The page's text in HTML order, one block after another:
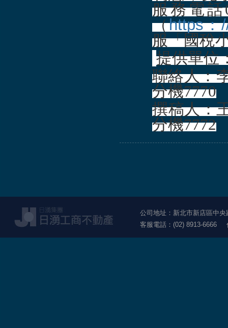
服務電話
（https：
服「國稅
提供單位
聯絡人：
分機7770
撰稿人
分機7772
公司地址：新北市新店區中
客服電話：(02) 8913-6666